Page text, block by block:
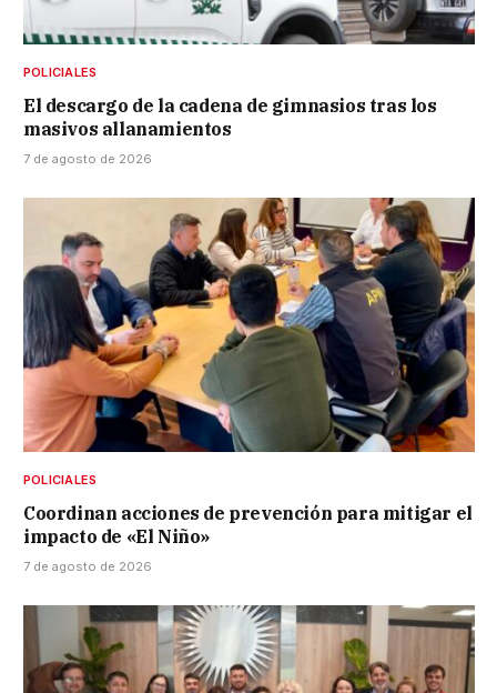
POLICIALES
El descargo de la cadena de gimnasios tras los
masivos allanamientos
7 de agosto de 2026
POLICIALES
Coordinan acciones de prevención para mitigar el
impacto de «El Niño»
7 de agosto de 2026